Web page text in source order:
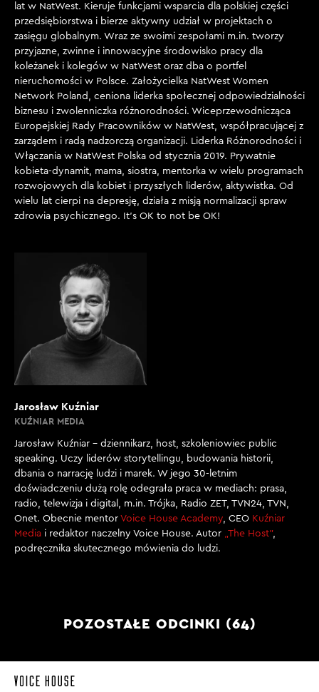
lat w NatWest. Kieruje funkcjami wsparcia dla polskiej części
przedsiębiorstwa i bierze aktywny udział w projektach o
zasięgu globalnym. Wraz ze swoimi zespołami m.in. tworzy
przyjazne, zwinne i innowacyjne środowisko pracy dla
koleżanek i kolegów w NatWest oraz dba o portfel
nieruchomości w Polsce. Założycielka NatWest Women
Network Poland, ceniona liderka społecznej odpowiedzialności
biznesu i zwolenniczka różnorodności. Wiceprzewodnicząca
Europejskiej Rady Pracowników w NatWest, współpracującej z
zarządem i radą nadzorczą organizacji. Liderka Różnorodności i
Włączania w NatWest Polska od stycznia 2019. Prywatnie
kobieta-dynamit, mama, siostra, mentorka w wielu programach
rozwojowych dla kobiet i przyszłych liderów, aktywistka. Od
wielu lat cierpi na depresję, działa z misją normalizacji spraw
zdrowia psychicznego. It’s OK to not be OK!
Jarosław Kuźniar
KUŹNIAR MEDIA
Jarosław Kuźniar – dziennikarz, host, szkoleniowiec public
speaking. Uczy liderów storytellingu, budowania historii,
dbania o narrację ludzi i marek. W jego 30-letnim
doświadczeniu dużą rolę odegrała praca w mediach: prasa,
radio, telewizja i digital, m.in. Trójka, Radio ZET, TVN24, TVN,
Onet. Obecnie mentor Voice House Academy , CEO Kuźniar
Media i redaktor naczelny Voice House. Autor „The Host”,
podręcznika skutecznego mówienia do ludzi.
POZOSTAŁE ODCINKI (64)